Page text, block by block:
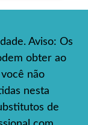
Aviso: Os
obter ao
não
nesta
de